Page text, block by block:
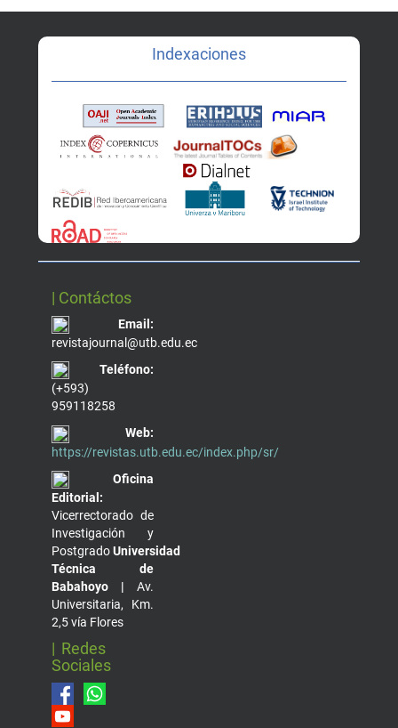
Indexaciones
| Contáctos
Email:
revistajournal@utb.edu.ec
Teléfono:
(+593)
959118258
Web:
https://revistas.utb.edu.ec/index.php/sr/
Oficina
Editorial:
Vicerrectorado de
Investigación y
PostgradoUniversidad
Técnica de
Babahoyo | Av.
Universitaria, Km.
2,5 vía Flores
| Redes
Sociales